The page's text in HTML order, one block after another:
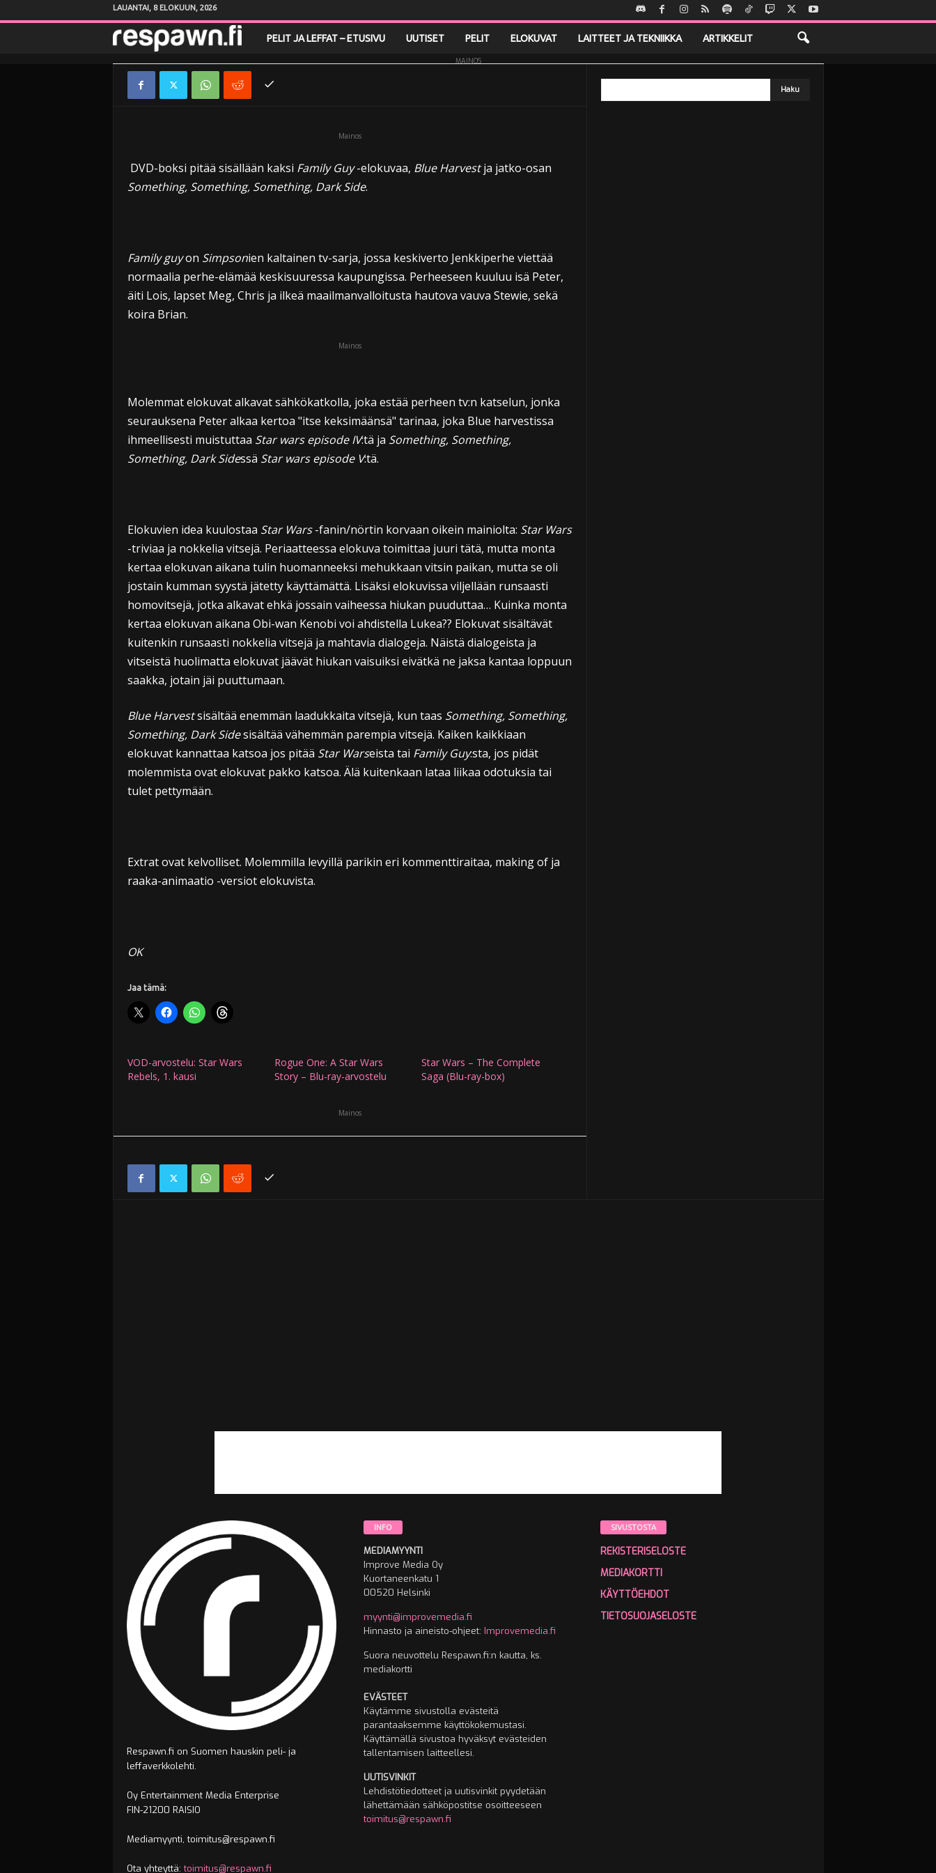
LAUANTAI, 8 ELOKUUN, 2026
e
w
f
PELIT JA LEFFAT – ETUSIVU UUTISET PELIT ELOKUVAT LAITTEET JA TEKNIIKKA ARTIKKELIT
MAINOS
Dark Side / Blue Harvest two-pack (DVD-boxi)
Toimittanut Susanna Saarela-
Mainos
DVD-boksi pitää sisällään kaksi Family Guy-elokuvaa, Blue Harvestja jatko-osan
Something, Something, Something, Dark Side.
Family guyon Simpsonien kaltainen tv-sarja, jossa keskiverto Jenkkiperhe viettää
normaalia perhe-elämää keskisuuressa kaupungissa. Perheeseen kuuluu isä Peter,
äiti Lois, lapset Meg, Chris ja ilkeä maailmanvalloitusta hautova vauva Stewie, sekä
koira Brian.
Mainos
Molemmat elokuvat alkavat sähkökatkolla, joka estää perheen tv:n katselun, jonka
seurauksena Peter alkaa kertoa "itse keksimäänsä" tarinaa, joka Blue harvestissa
ihmeellisesti muistuttaa Star wars episode IV:tä ja Something, Something,
Something, Dark Sidessä Star wars episode V:tä.
Elokuvien idea kuulostaa Star Wars-fanin/nörtin korvaan oikein mainiolta: Star Wars
-triviaa ja nokkelia vitsejä. Periaatteessa elokuva toimittaa juuri tätä, mutta monta
kertaa elokuvan aikana tulin huomanneeksi mehukkaan vitsin paikan, mutta se oli
jostain kumman syystä jätetty käyttämättä. Lisäksi elokuvissa viljellään runsaasti
homovitsejä, jotka alkavat ehkä jossain vaiheessa hiukan puuduttaa… Kuinka monta
kertaa elokuvan aikana Obi-wan Kenobi voi ahdistella Lukea?? Elokuvat sisältävät
kuitenkin runsaasti nokkelia vitsejä ja mahtavia dialogeja. Näistä dialogeista ja
vitseistä huolimatta elokuvat jäävät hiukan vaisuiksi eivätkä ne jaksa kantaa loppuun
saakka, jotain jäi puuttumaan.
Blue Harvestsisältää enemmän laadukkaita vitsejä, kun taas Something, Something,
Something, Dark Sidesisältää vähemmän parempia vitsejä. Kaiken kaikkiaan
elokuvat kannattaa katsoa jos pitää Star Warseista tai Family Guy:sta, jos pidät
molemmista ovat elokuvat pakko katsoa. Älä kuitenkaan lataa liikaa odotuksia tai
tulet pettymään.
Extrat ovat kelvolliset. Molemmilla levyillä parikin eri kommenttiraitaa, making of ja
raaka-animaatio -versiot elokuvista.
OK
Jaa tämä:
VOD-arvostelu: Star Wars
Rebels, 1. kausi
Rogue One: A Star Wars
Story – Blu-ray-arvostelu
Star Wars – The Complete
Saga (Blu-ray-box)
Mainos
Respawn.fi on Suomen hauskin peli- ja
leffaverkkolehti.
Oy Entertainment Media Enterprise
FIN-21200 RAISIO
Mediamyynti, toimitus@respawn.fi
Ota yhteyttä:toimitus@respawn.fi
INFO
MEDIAMYYNTI
Improve Media Oy
Kuortaneenkatu 1
00520 Helsinki
myynti@improvemedia.fi
Hinnasto ja aineisto-ohjeet: Improvemedia.fi
Suora neuvottelu Respawn.fi:n kautta, ks.
mediakortti
EVÄSTEET
Käytämme sivustolla evästeitä
parantaaksemme käyttökokemustasi.
Käyttämällä sivustoa hyväksyt evästeiden
tallentamisen laitteellesi.
UUTISVINKIT
Lehdistötiedotteet ja uutisvinkit pyydetään
lähettämään sähköpostitse osoitteeseen
toimitus@respawn.fi
SIVUSTOSTA
REKISTERISELOSTE
MEDIAKORTTI
KÄYTTÖEHDOT
TIETOSUOJASELOSTE